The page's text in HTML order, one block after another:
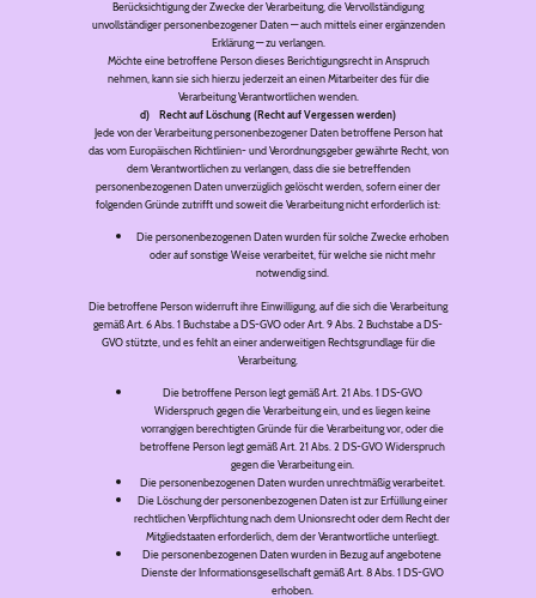
Berücksichtigung der Zwecke der Verarbeitung, die Vervollständigung
unvollständiger personenbezogener Daten — auch mittels einer ergänzenden
Erklärung — zu verlangen.
Möchte eine betroffene Person dieses Berichtigungsrecht in Anspruch
nehmen, kann sie sich hierzu jederzeit an einen Mitarbeiter des für die
Verarbeitung Verantwortlichen wenden.
d) Recht auf Löschung (Recht auf Vergessen werden)
Jede von der Verarbeitung personenbezogener Daten betroffene Person hat
das vom Europäischen Richtlinien- und Verordnungsgeber gewährte Recht, von
dem Verantwortlichen zu verlangen, dass die sie betreffenden
personenbezogenen Daten unverzüglich gelöscht werden, sofern einer der
folgenden Gründe zutrifft und soweit die Verarbeitung nicht erforderlich ist:
Die personenbezogenen Daten wurden für solche Zwecke erhoben
oder auf sonstige Weise verarbeitet, für welche sie nicht mehr
notwendig sind.
Die betroffene Person widerruft ihre Einwilligung, auf die sich die Verarbeitung
gemäß Art. 6 Abs. 1 Buchstabe a DS-GVO oder Art. 9 Abs. 2 Buchstabe a DS-
GVO stützte, und es fehlt an einer anderweitigen Rechtsgrundlage für die
Verarbeitung.
Die betroffene Person legt gemäß Art. 21 Abs. 1 DS-GVO
Widerspruch gegen die Verarbeitung ein, und es liegen keine
vorrangigen berechtigten Gründe für die Verarbeitung vor, oder die
betroffene Person legt gemäß Art. 21 Abs. 2 DS-GVO Widerspruch
gegen die Verarbeitung ein.
Die personenbezogenen Daten wurden unrechtmäßig verarbeitet.
Die Löschung der personenbezogenen Daten ist zur Erfüllung einer
rechtlichen Verpflichtung nach dem Unionsrecht oder dem Recht der
Mitgliedstaaten erforderlich, dem der Verantwortliche unterliegt.
Die personenbezogenen Daten wurden in Bezug auf angebotene
Dienste der Informationsgesellschaft gemäß Art. 8 Abs. 1 DS-GVO
erhoben.